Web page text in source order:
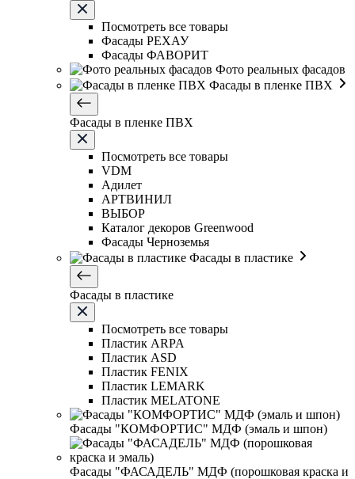
Посмотреть все товары
Фасады РЕХАУ
Фасады ФАВОРИТ
Фото реальных фасадов
Фасады в пленке ПВХ
Фасады в пленке ПВХ
Посмотреть все товары
VDM
Адилет
АРТВИНИЛ
ВЫБОР
Каталог декоров Greenwood
Фасады Черноземья
Фасады в пластике
Фасады в пластике
Посмотреть все товары
Пластик ARPA
Пластик ASD
Пластик FENIX
Пластик LEMARK
Пластик MELATONE
Фасады "КОМФОРТИС" МДФ (эмаль и шпон)
Фасады "ФАСАДЕЛЬ" МДФ (порошковая краска и